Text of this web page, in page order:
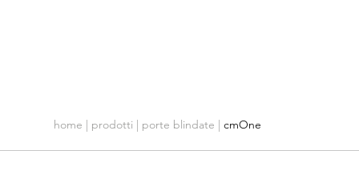
home | prodotti | porte blindate | cmOne